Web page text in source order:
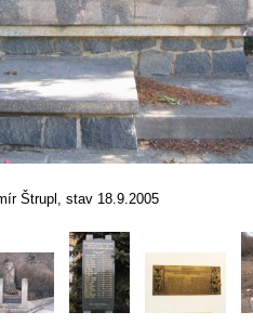
Štrupl, stav 18.9.2005